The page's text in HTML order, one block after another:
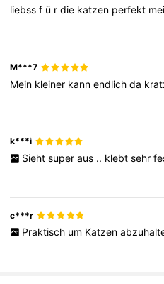
liebssf ü rdie katzen perfekt
M***7
Mein kleiner kannendlichda
k***i
Sieht super aus .. klebt sehr
c***r
Praktisch um Katzen